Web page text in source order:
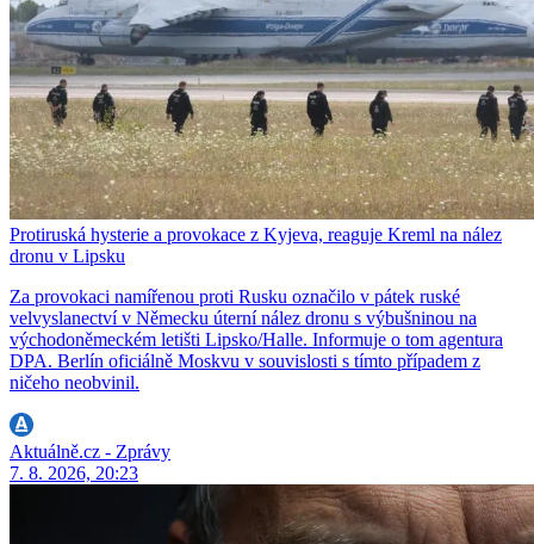
Protiruská hysterie a provokace z Kyjeva, reaguje Kreml na nález
dronu v Lipsku
Za provokaci namířenou proti Rusku označilo v pátek ruské
velvyslanectví v Německu úterní nález dronu s výbušninou na
východoněmeckém letišti Lipsko/Halle. Informuje o tom agentura
DPA. Berlín oficiálně Moskvu v souvislosti s tímto případem z
ničeho neobvinil.
Aktuálně.cz - Zprávy
7. 8. 2026, 20:23